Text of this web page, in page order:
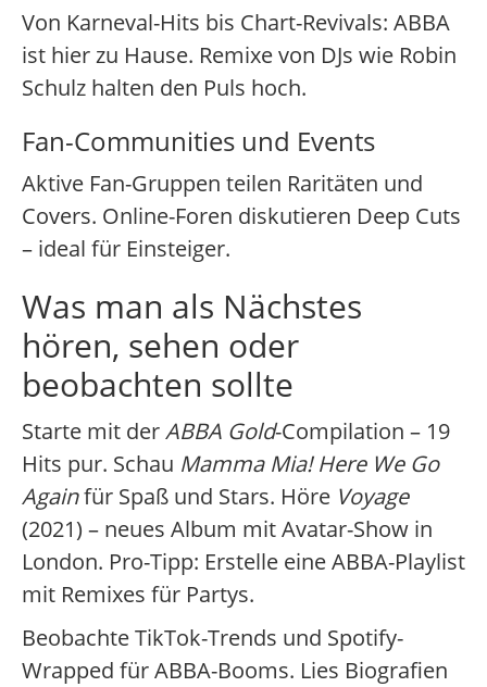
Von Karneval-Hits bis Chart-Revivals: ABBA
ist hier zu Hause. Remixe von DJs wie Robin
Schulz halten den Puls hoch.
Fan-Communities und Events
Aktive Fan-Gruppen teilen Raritäten und
Covers. Online-Foren diskutieren Deep Cuts
– ideal für Einsteiger.
Was man als Nächstes
hören, sehen oder
beobachten sollte
Starte mit derABBA Gold-Compilation – 19
Hits pur. Schau Mamma Mia! Here We Go
Againfür Spaß und Stars. Höre Voyage
(2021) – neues Album mit Avatar-Show in
London. Pro-Tipp: Erstelle eine ABBA-Playlist
mit Remixes für Partys.
Beobachte TikTok-Trends und Spotify-
Wrapped für ABBA-Booms. Lies Biografien